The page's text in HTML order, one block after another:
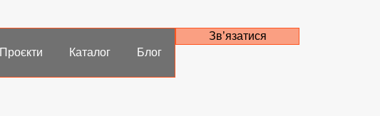
Проєкти Каталог Блог
Зв’язатися